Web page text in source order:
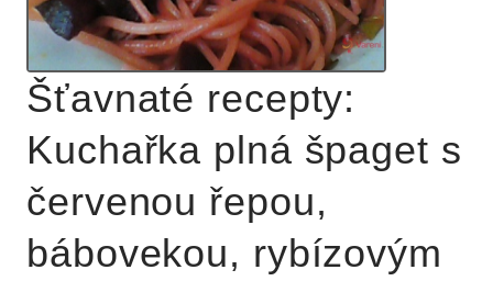
Šťavnaté recepty:
Kuchařka plná špaget s
červenou řepou,
bábovekou, rybízovým